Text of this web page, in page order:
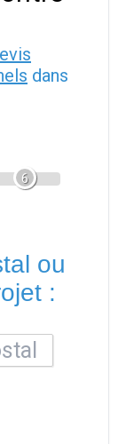
dans
6
ou
: